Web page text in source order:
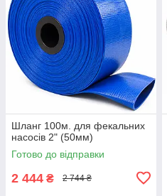
Шланг 100м. для фекальних
насосів 2" (50мм)
Готово до відправки
2 444 ₴ 2 744 ₴